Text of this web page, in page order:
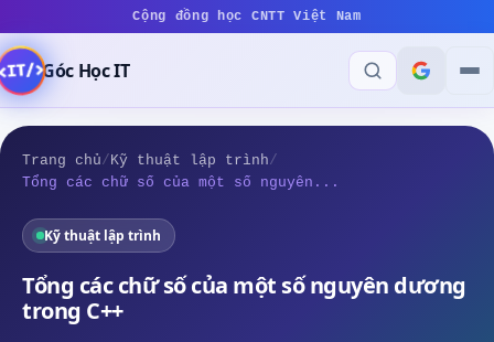
Cộng đồng học CNTT Việt Nam
Góc Học IT
Trang chủ/ Kỹ thuật lập trình/
Tổng các chữ số của một số nguyên...
Kỹ thuật lập trình
Tổng các chữ số của một số nguyên dương
trong C++